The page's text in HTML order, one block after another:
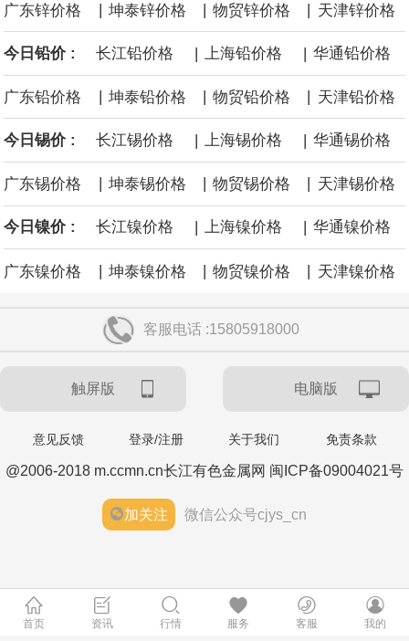
景的线索。StoneX高级分析师马特·辛普森表示，中东和平前景改善
海力士：龙仁工厂将生产高带宽内存（HBM）及其他下一代动态随
机存取存储器（DRAM）。
广东锌价格 | 坤泰锌价格 | 物贸锌价格 | 天津锌价格
今日铅价 : 长江铅价格 | 上海铅价格 | 华通铅价格
广东铅价格 坤泰铅价格 物贸铅价格 天津铅价格
今日锡价 : 长江锡价格 | 上海锡价格 | 华通锡价格
广东锡价格 坤泰锡价格 物贸锡价格 天津锡价格
今日镍价 : 长江镍价格 | 上海镍价格 | 华通镍价格
广东镍价格 | 坤泰镍价格 | 物贸镍价格 | 天津镍价格
客服电话 :15805918000
触屏版 电脑版
意见反馈 登录/注册 关于我们 免责条款
@2006-2018 m.ccmn.cn长江有色金属网 闽ICP备09004021号
加关注 微信公众号cjys_cn
首页 资讯 行情 服务 客服 我的